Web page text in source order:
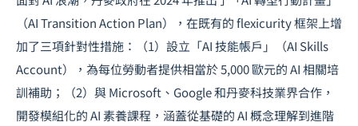
（AI Transition Action Plan），在既有的 flexicurity 框架上增
加了三項針對性措施：（1）設立「AI 技能帳戶」（AI Skills
Account），為每位勞動者提供相當於 5,000 歐元的 AI 相關培
訓補助；（2）與 Microsoft、Google 和丹麥科技業界合作，
開發模組化的 AI 素養課程，涵蓋從基礎的 AI 概念理解到進階